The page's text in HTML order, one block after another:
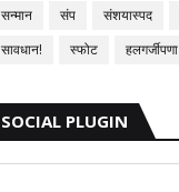
सन्मान
संप संशयास्पद
सावधान!
स्फोट हलगर्जीपणा
SOCIAL PLUGIN